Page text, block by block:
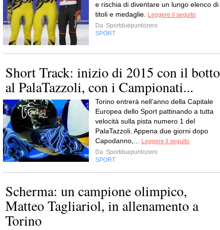
e rischia di diventare un lungo elenco di
titoli e medaglie.
Leggere il seguito
Da Sportduepuntozero
SPORT
Short Track: inizio di 2015 con il botto
al PalaTazzoli, con i Campionati...
Torino entrerà nell’anno della Capitale
Europea dello Sport pattinando a tutta
velocità sulla pista numero 1 del
PalaTazzoli. Appena due giorni dopo
Capodanno,...
Leggere il seguito
Da Sportduepuntozero
SPORT
Scherma: un campione olimpico,
Matteo Tagliariol, in allenamento a
Torino